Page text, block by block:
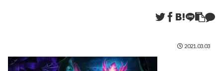
2021.03.03